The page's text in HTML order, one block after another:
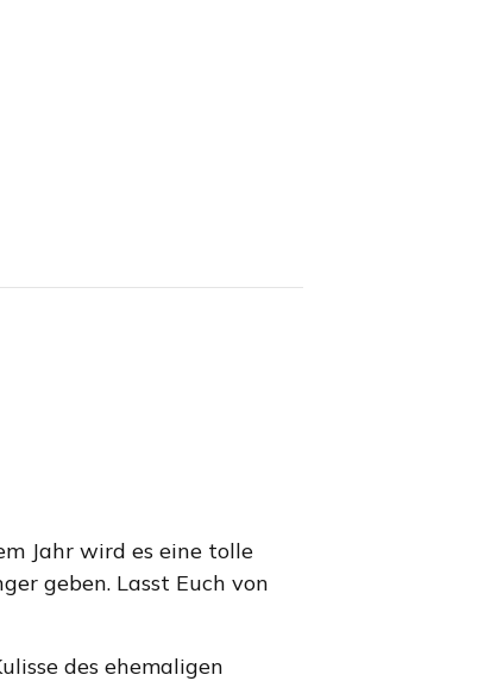
Jahr wird es eine tolle
geben. Lasst Euch von
des ehemaligen